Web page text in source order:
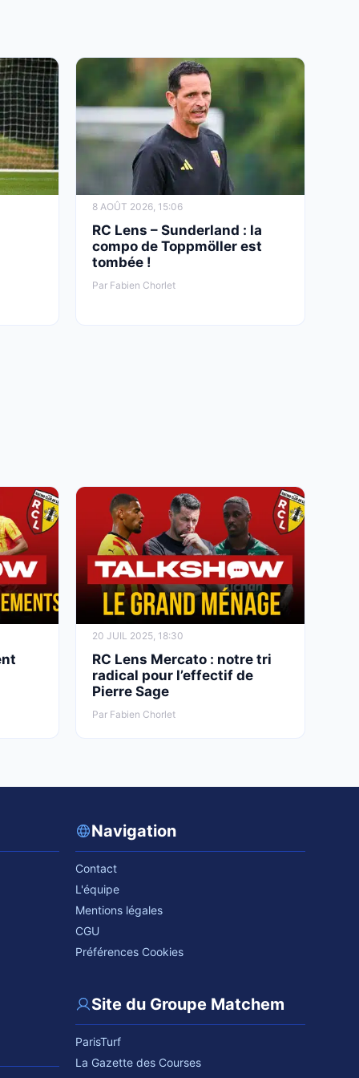
8 AOÛT 2026, 15:06
RC Lens – Sunderland : la
compo de Toppmöller est
tombée !
Par Fabien Chorlet
20 JUIL 2025, 18:30
RC Lens Mercato : notre tri
radical pour l’effectif de
Pierre Sage
Par Fabien Chorlet
Navigation
Contact
L'équipe
Mentions légales
CGU
Préférences Cookies
Site du Groupe Matchem
ParisTurf
La Gazette des Courses